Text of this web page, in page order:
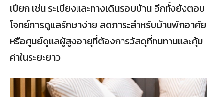
เปียก เช่น ระเบียงและทางเดินรอบบ้าน อีกทั้งยังตอบ
โจทย์การดูแลรักษาง่าย ลดภาระสำหรับบ้านพักอาศัย
หรือศูนย์ดูแลผู้สูงอายุที่ต้องการวัสดุที่ทนทานและคุ้ม
ค่าในระยะยาว